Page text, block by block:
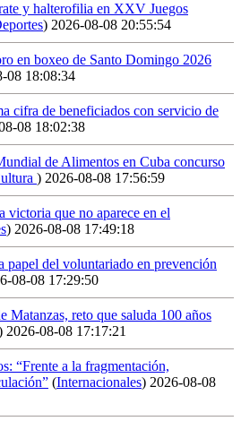
y halterofilia en XXV Juegos
) 2026-08-08 20:55:54
en boxeo de Santo Domingo 2026
08 18:08:34
cifra de beneficiados con servicio de
08 18:02:38
de Alimentos en Cuba concurso
) 2026-08-08 17:56:59
victoria que no aparece en el
) 2026-08-08 17:49:18
papel del voluntariado en prevención
08-08 17:29:50
Matanzas, reto que saluda 100 años
2026-08-08 17:17:21
“Frente a la fragmentación,
(Internacionales) 2026-08-08